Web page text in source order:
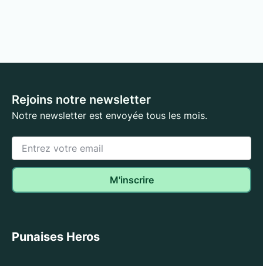
Rejoins notre newsletter
Notre newsletter est envoyée tous les mois.
Punaises Heros